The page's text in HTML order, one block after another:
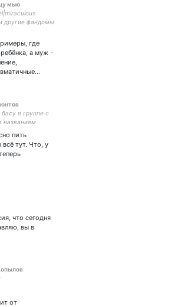
мью
другие фандомы
где
а муж -
в группе с
названием
пить
всё тут. Что, у
что сегодня
вы в
от